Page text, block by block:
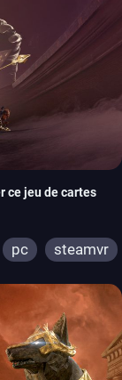
ce jeu de cartes
pc steamvr